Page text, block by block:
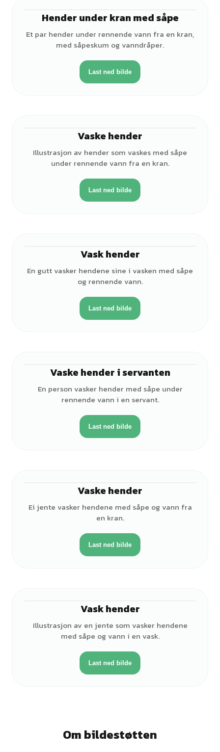
♂
Hender under kran med såpe
Et par hender under rennende vann fra en kran,
med såpeskum og vanndråper.
Last ned bilde
Vaske hender
Illustrasjon av hender som vaskes med såpe
under rennende vann fra en kran.
Last ned bilde
Vask hender
En gutt vasker hendene sine i vasken med såpe
og rennende vann.
Last ned bilde
Vaske hender i servanten
En person vasker hender med såpe under
rennende vann i en servant.
Last ned bilde
Vaske hender
Ei jente vasker hendene med såpe og vann fra
en kran.
Last ned bilde
Vask hender
Illustrasjon av en jente som vasker hendene
med såpe og vann i en vask.
Last ned bilde
Om bildestøtten